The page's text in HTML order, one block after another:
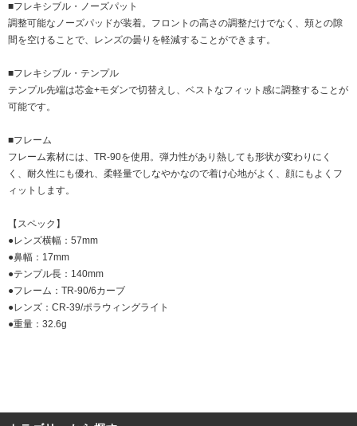
■フレキシブル・ノーズパット
調整可能なノーズパッドが装着。フロントの高さの調整だけでなく、頬との隙
間を空けることで、レンズの曇りを軽減することができます。
■フレキシブル・テンプル
テンプル先端は芯金+モダンで切替えし、ベストなフィット感に調整することが
可能です。
■フレーム
フレーム素材には、TR-90を使用。弾力性があり熱しても形状が変わりにく
く、耐久性にも優れ、柔軽量でしなやかなので着け心地がよく、顔にもよくフ
ィットします。
【スペック】
●レンズ横幅：57mm
●鼻幅：17mm
●テンプル長：140mm
●フレーム：TR-90/6カーブ
●レンズ：CR-39/ポラウィングライト
●重量：32.6g